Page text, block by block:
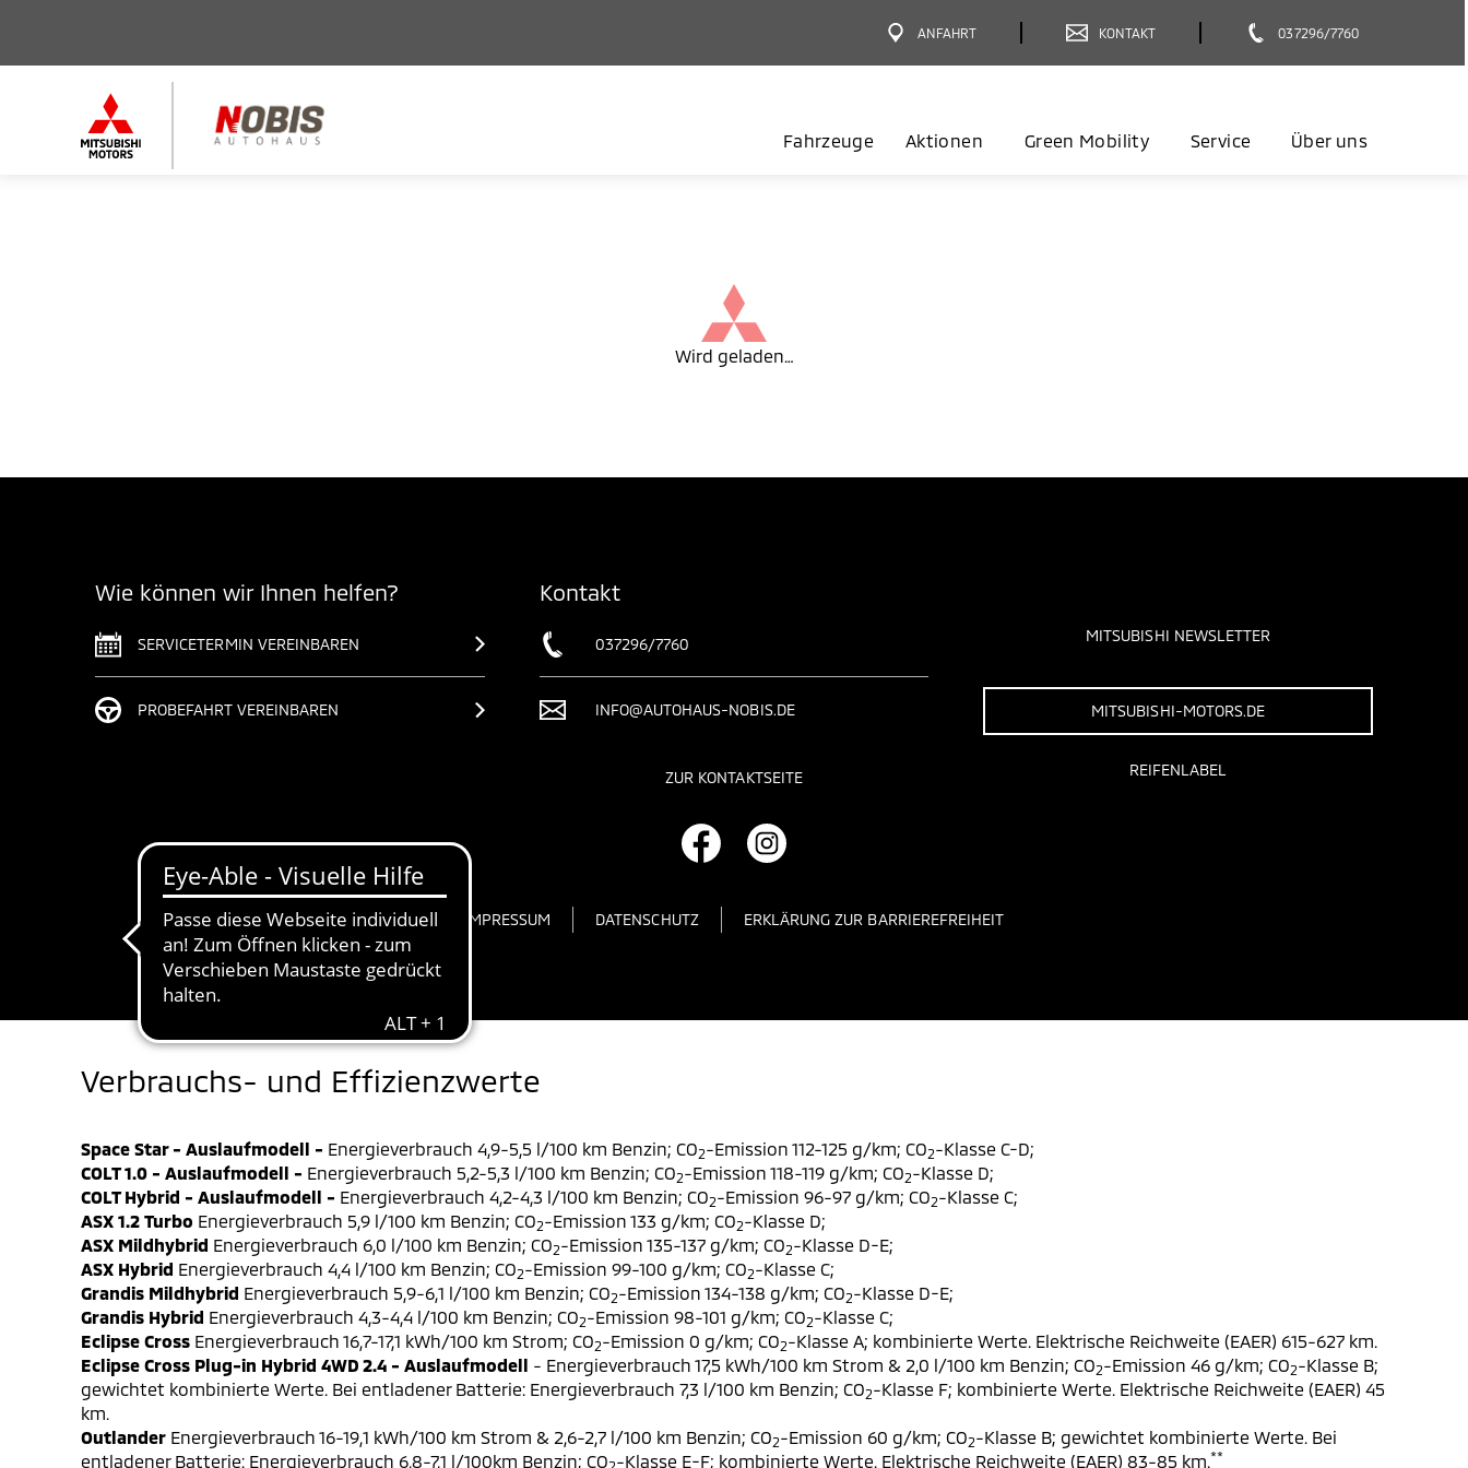
ANFAHRT KONTAKT 037296/7760
Fahrzeuge Aktionen Green Mobility Service Über uns
Wird geladen…
Wie können wir Ihnen helfen?
SERVICETERMIN VEREINBAREN
PROBEFAHRT VEREINBAREN
Kontakt
037296/7760
INFO@AUTOHAUS-NOBIS.DE
ZUR KONTAKTSEITE
MITSUBISHI NEWSLETTER
MITSUBISHI-MOTORS.DE
REIFENLABEL
IMPRESSUM DATENSCHUTZ ERKLÄRUNG ZUR BARRIEREFREIHEIT
Verbrauchs- und Effizienzwerte
Space Star - Auslaufmodell - Energieverbrauch 4,9-5,5 l/100 km Benzin; CO2-Emission 112-125 g/km; CO2-Klasse C-D;
COLT 1.0 - Auslaufmodell - Energieverbrauch 5,2-5,3 l/100 km Benzin; CO2-Emission 118-119 g/km; CO2-Klasse D;
COLT Hybrid - Auslaufmodell - Energieverbrauch 4,2-4,3 l/100 km Benzin; CO2-Emission 96-97 g/km; CO2-Klasse C;
ASX 1.2 Turbo Energieverbrauch 5,9 l/100 km Benzin; CO2-Emission 133 g/km; CO2-Klasse D;
ASX Mildhybrid Energieverbrauch 6,0 l/100 km Benzin; CO2-Emission 135-137 g/km; CO2-Klasse D-E;
ASX Hybrid Energieverbrauch 4,4 l/100 km Benzin; CO2-Emission 99-100 g/km; CO2-Klasse C;
Grandis Mildhybrid Energieverbrauch 5,9-6,1 l/100 km Benzin; CO2-Emission 134-138 g/km; CO2-Klasse D-E;
Grandis Hybrid Energieverbrauch 4,3-4,4 l/100 km Benzin; CO2-Emission 98-101 g/km; CO2-Klasse C;
Eclipse Cross Energieverbrauch 16,7-17,1 kWh/100 km Strom; CO2-Emission 0 g/km; CO2-Klasse A; kombinierte Werte. Elektrische Reichweite (EAER) 615-627 km.
Eclipse Cross Plug-in Hybrid 4WD 2.4 - Auslaufmodell - Energieverbrauch 17,5 kWh/100 km Strom & 2,0 l/100 km Benzin; CO2-Emission 46 g/km; CO2-Klasse B;
gewichtet kombinierte Werte. Bei entladener Batterie: Energieverbrauch 7,3 l/100 km Benzin; CO2-Klasse F; kombinierte Werte. Elektrische Reichweite (EAER) 45
km.
Outlander Energieverbrauch 16-19,1 kWh/100 km Strom & 2,6-2,7 l/100 km Benzin; CO2-Emission 60 g/km; CO2-Klasse B; gewichtet kombinierte Werte. Bei
entladener Batterie: Energieverbrauch 6,8-7,1 l/100km Benzin; CO -Klasse E-F; kombinierte Werte. Elektrische Reichweite (EAER) 83-85 km.**